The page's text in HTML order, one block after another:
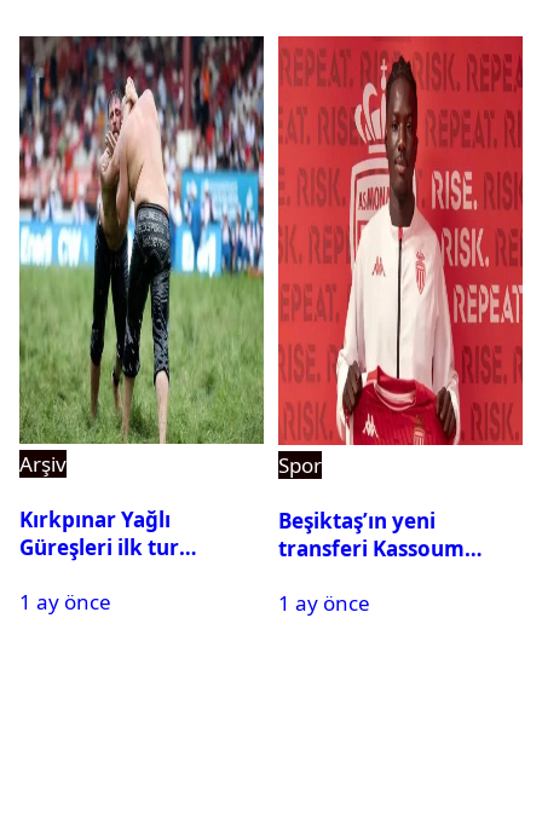
Arşiv
Kırkpınar Yağlı
Güreşleri ilk tur
2. tura geçen
1 ay önce
Spor
Beşiktaş’ın yeni
transferi Kassoum
gelecek? Resmi
1 ay önce